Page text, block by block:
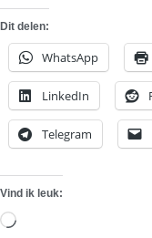
Dit delen:
WhatsApp
LinkedIn
Telegram
Vind ik leuk:
Aan